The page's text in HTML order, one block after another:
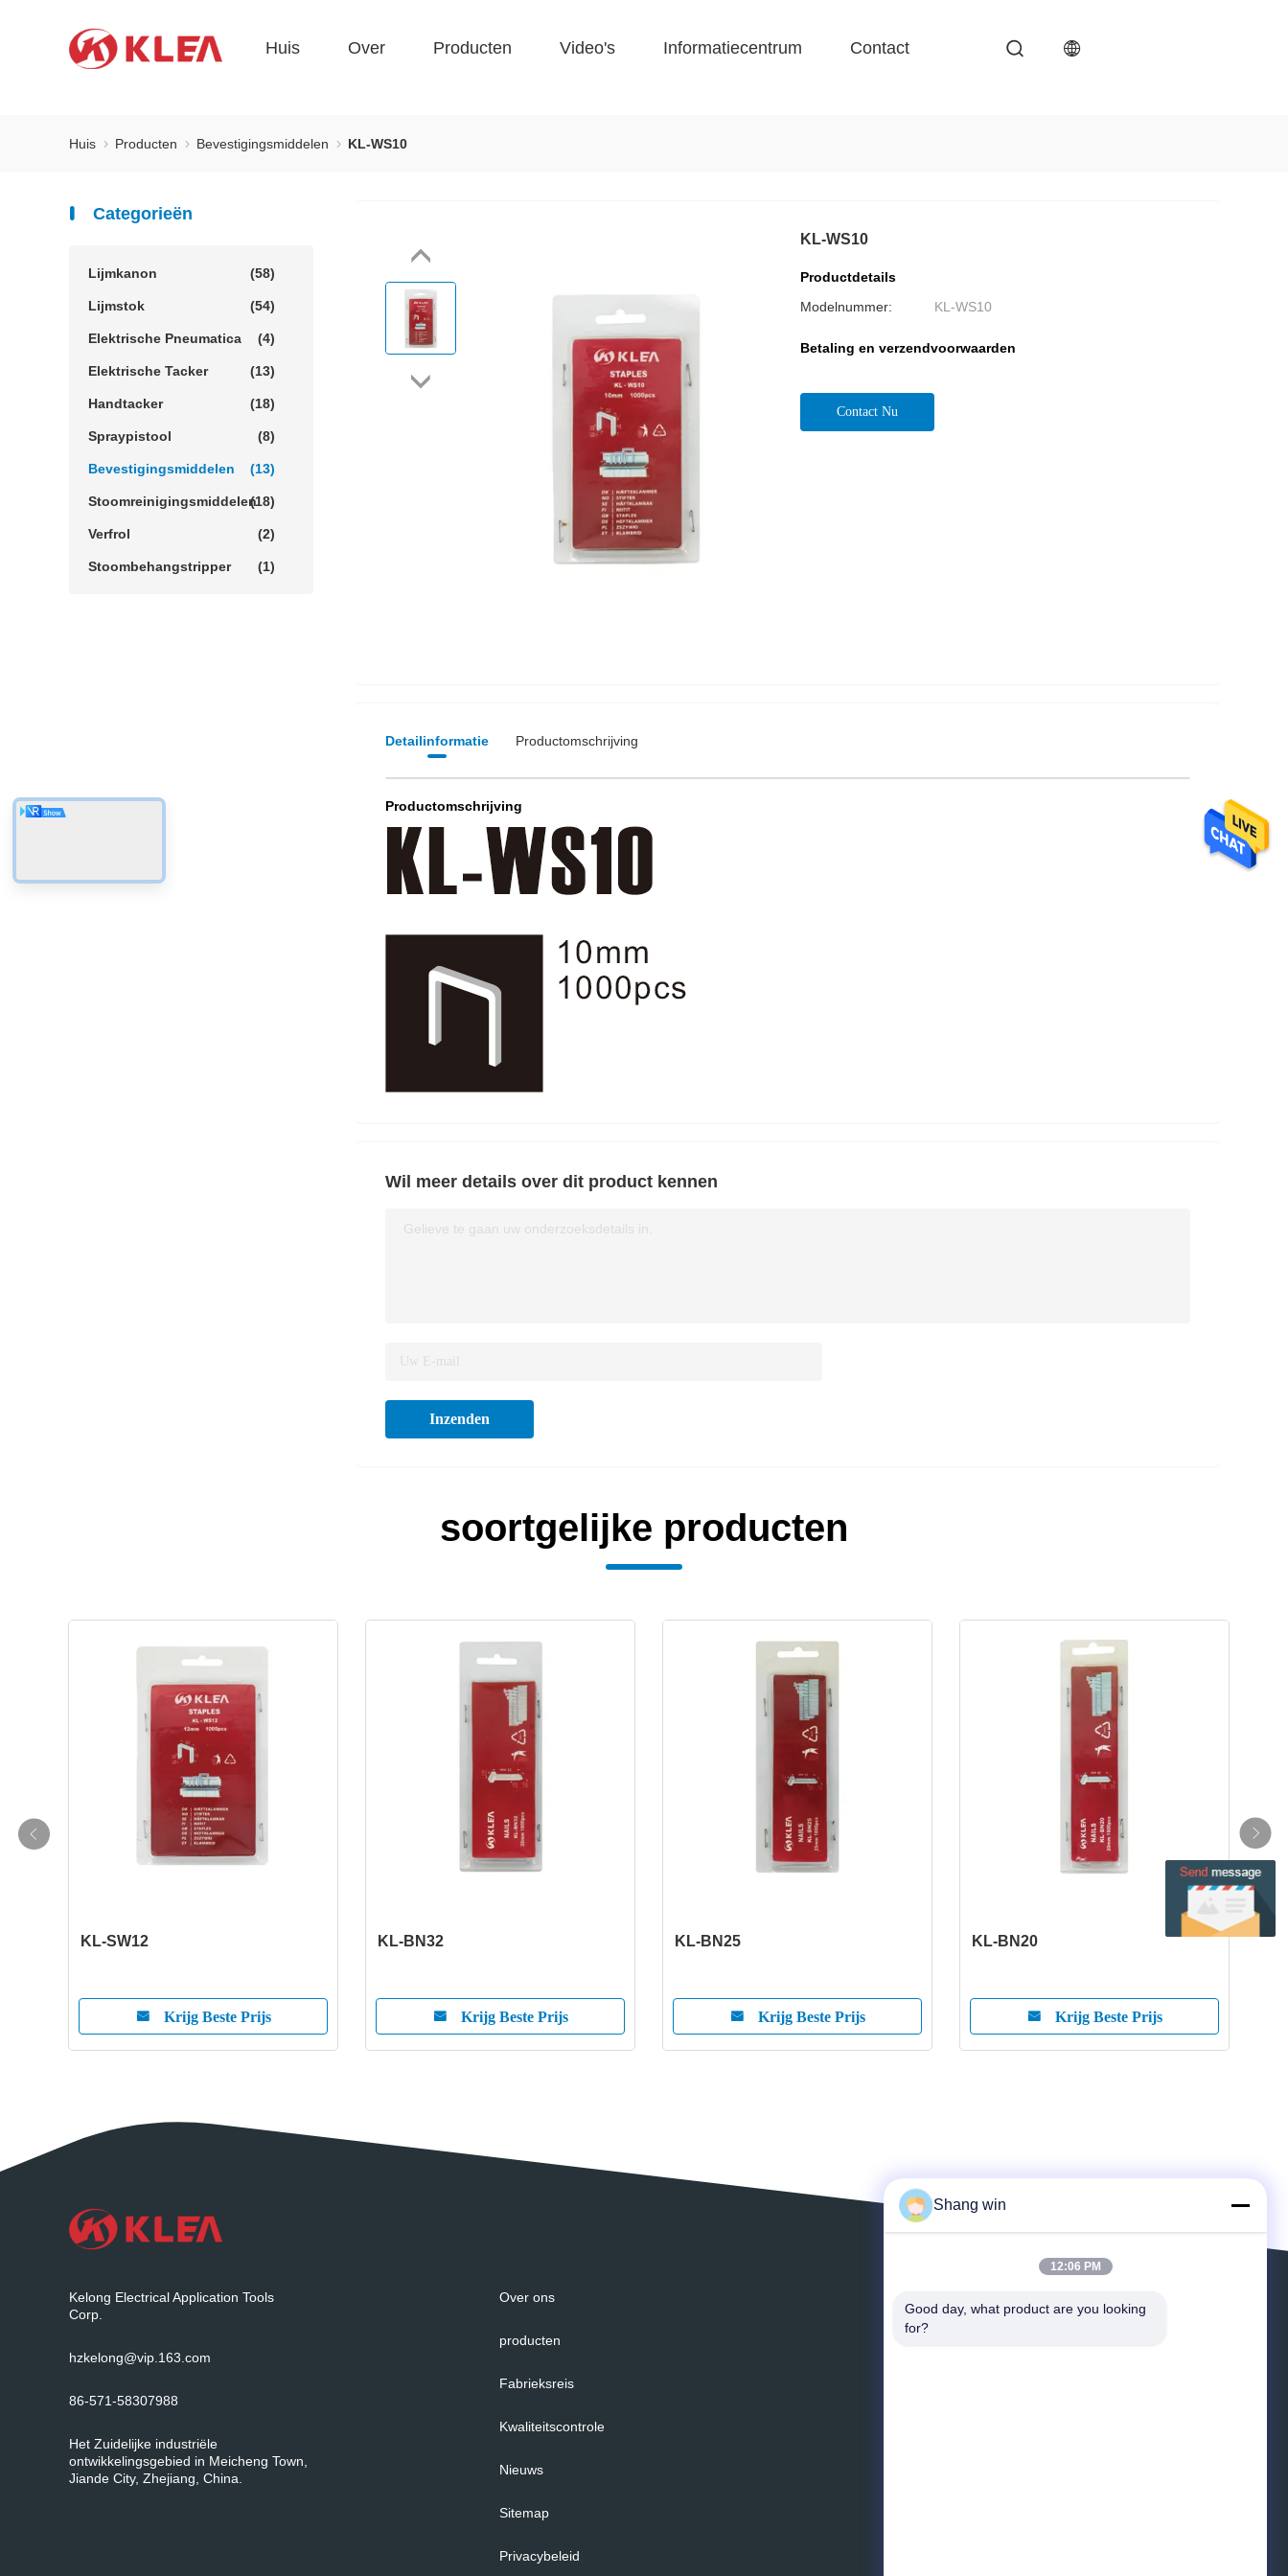
Huis Over Producten Video's Informatiecentrum Contact
Huis Producten Bevestigingsmiddelen KL-WS10
Categorieën
Lijmkanon (58)
Lijmstok (54)
Elektrische Pneumatica (4)
Elektrische Tacker (13)
Handtacker (18)
Spraypistool (8)
Bevestigingsmiddelen (13)
Stoomreinigingsmiddelen(18)
Verfrol (2)
Stoombehangstripper (1)
KL-WS10
Productdetails
Modelnummer:
KL-WS10
Betaling en verzendvoorwaarden
Contact Nu
Detailinformatie Productomschrijving
Productomschrijving
Wil meer details over dit product kennen
Gelieve te gaan uw onderzoeksdetails in.
Inzenden
soortgelijke producten
KL-SW12
Krijg Beste Prijs
KL-BN32
Krijg Beste Prijs
KL-BN25
Krijg Beste Prijs
KL-BN20
Krijg Beste Prijs
KL-
Kelong Electrical Application Tools
Corp.
hzkelong@vip.163.com
86-571-58307988
Het Zuidelijke industriële
ontwikkelingsgebied in Meicheng Town,
Jiande City, Zhejiang, China.
Over ons
producten
Fabrieksreis
Kwaliteitscontrole
Nieuws
Sitemap
Privacybeleid
Shang win
12:06 PM
Good day, what product are you looking
for?